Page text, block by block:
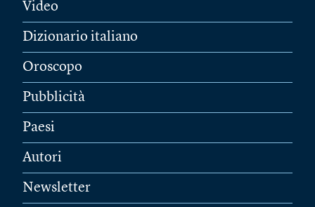
Video
Dizionario italiano
Oroscopo
Pubblicità
Paesi
Autori
Newsletter